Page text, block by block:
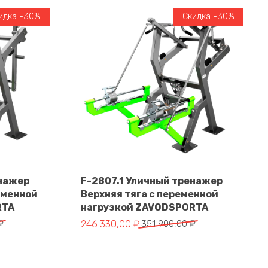
-30%
328 900,00 ₽.
В корзину
Скидка -30%
F-2807.1 Уличный тренажер
Верхняя тяга с переменной
нагрузкой ZAVODSPORTA
351 900,00₽
Первоначальная цена составляла 351
246 330,00 ₽
Текущая цена: 246 330,00 ₽.